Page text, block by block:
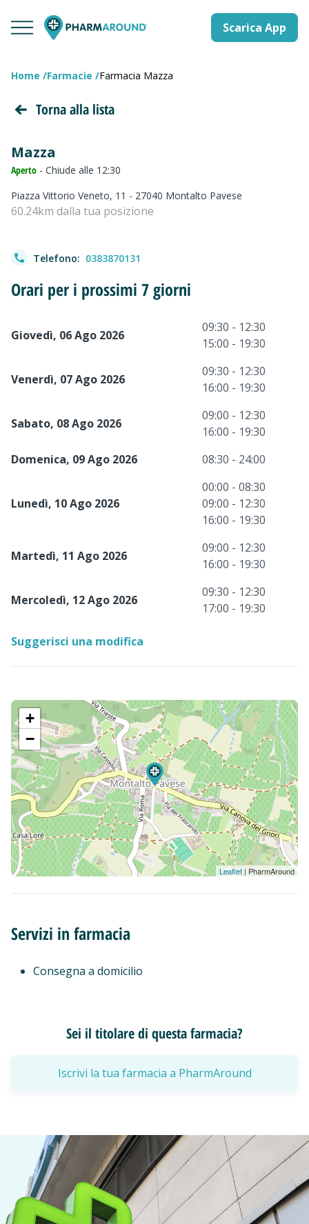
Scarica App
Home Farmacie Farmacia Mazza
Torna alla lista
Mazza
Aperto - Chiude alle 12:30
Piazza Vittorio Veneto, 11 - 27040 Montalto Pavese
60.24km dalla tua posizione
Telefono: 0383870131
Orari per i prossimi 7 giorni
Giovedì, 06 Ago 2026
09:30 - 12:30
15:00 - 19:30
Venerdì, 07 Ago 2026
09:30 - 12:30
16:00 - 19:30
Sabato, 08 Ago 2026
09:00 - 12:30
16:00 - 19:30
Domenica, 09 Ago 2026
08:30 - 24:00
Lunedì, 10 Ago 2026
00:00 - 08:30
09:00 - 12:30
16:00 - 19:30
Martedì, 11 Ago 2026
09:00 - 12:30
16:00 - 19:30
Mercoledì, 12 Ago 2026
09:30 - 12:30
17:00 - 19:30
Suggerisci una modifica
+
−
Leaflet | PharmAround
Servizi in farmacia
Consegna a domicilio
Sei il titolare di questa farmacia?
Iscrivi la tua farmacia a PharmAround